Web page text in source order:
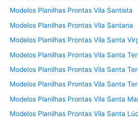
Modelos Planilhas Prontas Vila Santista
Modelos Planilhas Prontas Vila Santana
Modelos Planilhas Prontas Vila Santa
Modelos Planilhas Prontas Vila Santa
Modelos Planilhas Prontas Vila Santa
Modelos Planilhas Prontas Vila Santa
Modelos Planilhas Prontas Vila Santa
Modelos Planilhas Prontas Vila Santa